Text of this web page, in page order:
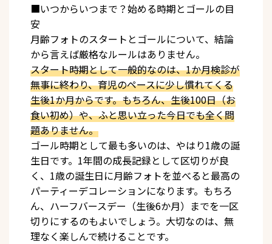
■いつからいつまで？始める時期とゴールの目
安
月齢フォトのスタートとゴールについて、結論
から言えば厳格なルールはありません。
スタート時期として一般的なのは、1か月検診が
無事に終わり、育児のペースに少し慣れてくる
生後1か月からです。もちろん、生後100日（お
食い初め）や、ふと思い立った今日でも全く問
題ありません。
ゴール時期として最も多いのは、やはり1歳の誕
生日です。1年間の成長記録として区切りが良
く、1歳の誕生日に月齢フォトを並べると最高の
パーティーデコレーションになります。もちろ
ん、ハーフバースデー（生後6か月）までを一区
切りにするのもよいでしょう。大切なのは、無
理なく楽しんで続けることです。